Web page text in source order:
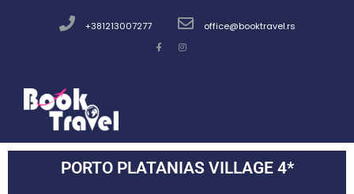
+381213007277 office@booktravel.rs
PORTO PLATANIAS VILLAGE 4*